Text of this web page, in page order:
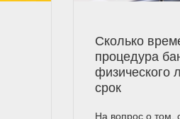
Сколько
процедура
физического
срок
На вопрос о том,